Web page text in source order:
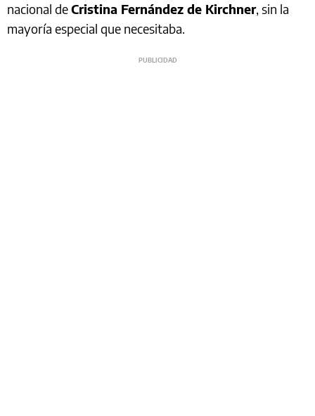
nacional deCristina Fernández de Kirchner, sin la
mayoría especial que necesitaba.